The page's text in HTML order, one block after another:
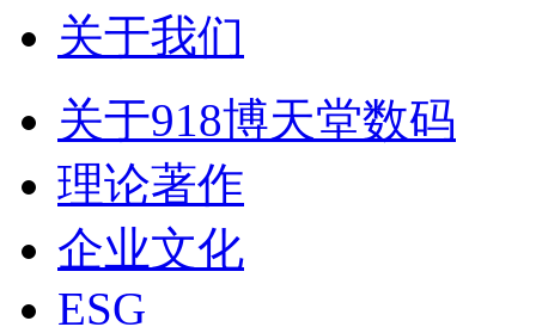
关于我们
关于918博天堂数码
理论著作
企业文化
ESG